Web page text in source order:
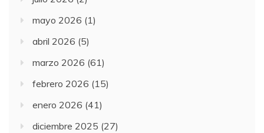
mayo 2026 (1)
abril 2026 (5)
marzo 2026 (61)
febrero 2026 (15)
enero 2026 (41)
diciembre 2025 (27)